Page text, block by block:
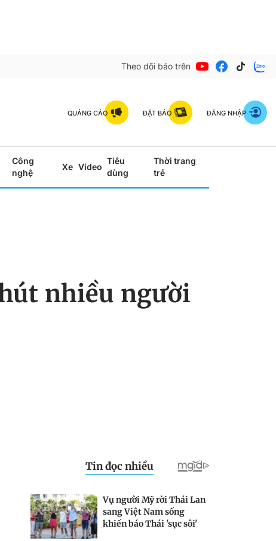
Theo dõi báo trên
QUẢNG CÁO ĐẶT BÁO ĐĂNG NHẬP
Công
nghệ
Xe Video
Tiêu
dùng
Thời trang
trẻ
nhiều người